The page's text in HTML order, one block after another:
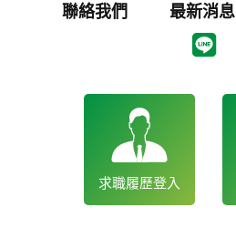
聯絡我們 最新消息
求職履歷登入